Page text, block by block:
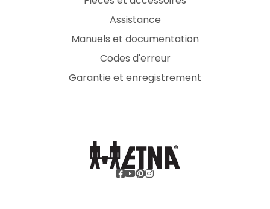
Assistance
Manuels et documentation
Codes d'erreur
Garantie et enregistrement